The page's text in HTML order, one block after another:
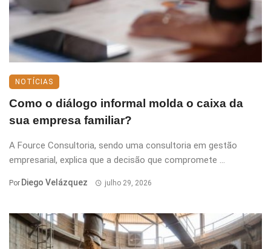
NOTÍCIAS
Como o diálogo informal molda o caixa da
sua empresa familiar?
A Fource Consultoria, sendo uma consultoria em gestão
empresarial, explica que a decisão que compromete ...
Por Diego Velázquez julho 29, 2026